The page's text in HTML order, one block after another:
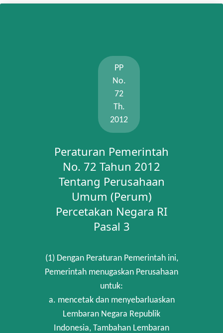
PP
No.
72
Th.
2012
Peraturan Pemerintah
No. 72 Tahun 2012
Tentang Perusahaan
Umum (Perum)
Percetakan Negara RI
Pasal 3
(1) Dengan Peraturan Pemerintah ini,
Pemerintah menugaskan Perusahaan
untuk:
a. mencetak dan menyebarluaskan
Lembaran Negara Republik
Indonesia, Tambahan Lembaran